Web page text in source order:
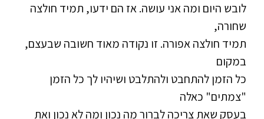
לובש היום ומה אני עושה. אז הם ידעו, תמיד חולצה
שחורה,
תמיד חולצה אפורה. זו נקודה מאוד חשובה שבעצם,
במקום
כל הזמן להתחבט ולהתלבט ושיהיו לך כל הזמן
"צמתים" כאלה
בעסק שאת צריכה לברור מה נכון ומה לא נכון ואת